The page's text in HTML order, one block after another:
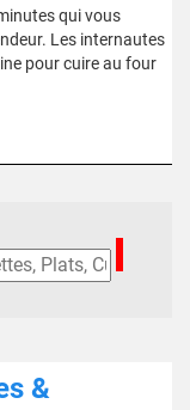
qui vous
Les internautes
pour cuire au four
&